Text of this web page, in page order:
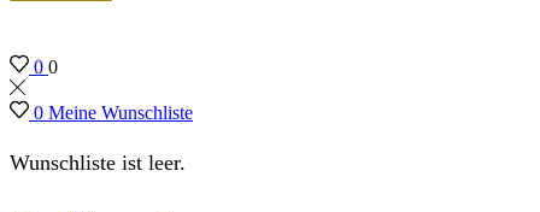
0 0
0 Meine Wunschliste
Wunschliste ist leer.